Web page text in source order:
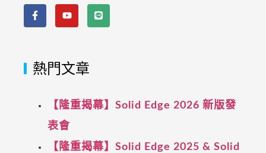
熱門文章
【隆重揭幕】Solid Edge 2026 新版發
表會
【隆重揭幕】Solid Edge 2025 & Solid